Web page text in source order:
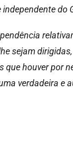
do
sejam
houver por
verdadeira e